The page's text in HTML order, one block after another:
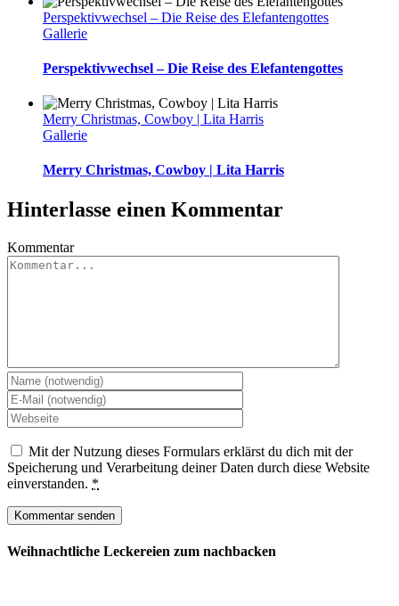
Perspektivwechsel – Die Reise des Elefantengottes
Gallerie
Perspektivwechsel – Die Reise des Elefantengottes
Merry Christmas, Cowboy | Lita Harris
Gallerie
Merry Christmas, Cowboy | Lita Harris
Hinterlasse einen Kommentar
Kommentar
Mit der Nutzung dieses Formulars erklärst du dich mit der
Speicherung und Verarbeitung deiner Daten durch diese Website
einverstanden. *
Weihnachtliche Leckereien zum nachbacken